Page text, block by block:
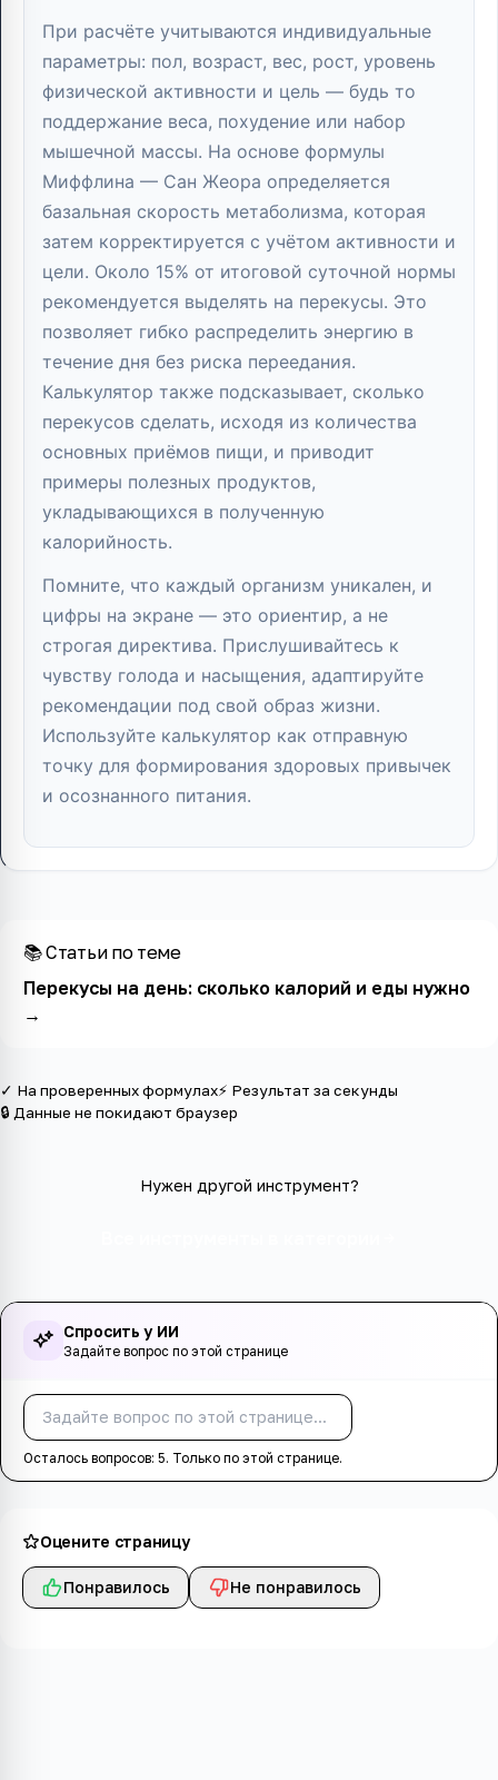
При расчёте учитываются индивидуальные
параметры: пол, возраст, вес, рост, уровень
физической активности и цель — будь то
поддержание веса, похудение или набор
мышечной массы. На основе формулы
Миффлина — Сан Жеора определяется
базальная скорость метаболизма, которая
затем корректируется с учётом активности и
цели. Около 15% от итоговой суточной нормы
рекомендуется выделять на перекусы. Это
позволяет гибко распределить энергию в
течение дня без риска переедания.
Калькулятор также подсказывает, сколько
перекусов сделать, исходя из количества
основных приёмов пищи, и приводит
примеры полезных продуктов,
укладывающихся в полученную
калорийность.
Помните, что каждый организм уникален, и
цифры на экране — это ориентир, а не
строгая директива. Прислушивайтесь к
чувству голода и насыщения, адаптируйте
рекомендации под свой образ жизни.
Используйте калькулятор как отправную
точку для формирования здоровых привычек
и осознанного питания.
📚 Статьи по теме
Перекусы на день: сколько калорий и еды нужно
→
✓ На проверенных формулах⚡ Результат за секунды
🔒 Данные не покидают браузер
Нужен другой инструмент?
Спросить у ИИ
Задайте вопрос по этой странице
Осталось вопросов: 5. Только по этой странице.
Оцените страницу
Понравилось Не понравилось